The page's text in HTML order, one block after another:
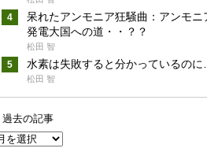
呆れたアンモニア狂騒曲：アンモニ
発電大国への道・・？？
松田 智
水素は失敗すると分かっているのに…
松田 智
過去の記事